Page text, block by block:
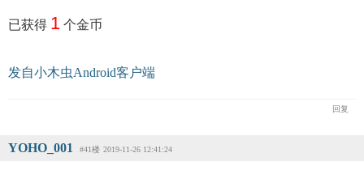
已获得 1 个金币
发自小木虫Android客户端
回复
YOHO_001 #41楼 2019-11-26 12:41:24